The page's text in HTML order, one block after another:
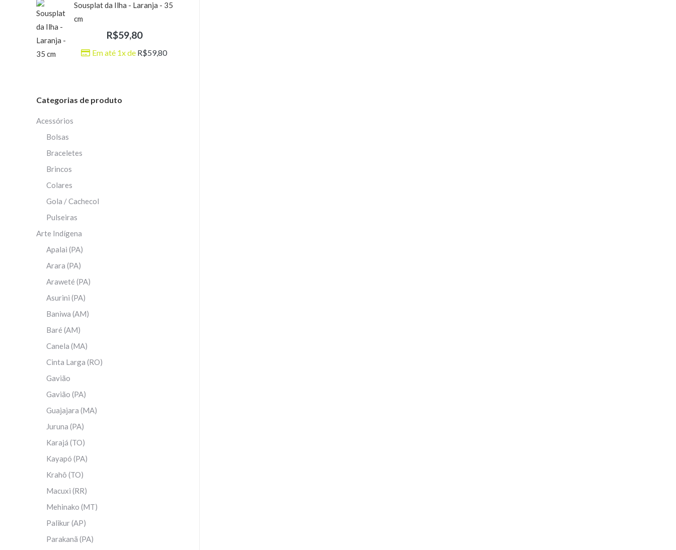
Sousplat da Ilha - Laranja - 35
cm
R$59,80
Em até 1x de R$59,80
Categorias de produto
Acessórios
Bolsas
Braceletes
Brincos
Colares
Gola / Cachecol
Pulseiras
Arte Indígena
Apalai (PA)
Arara (PA)
Araweté (PA)
Asurini (PA)
Baniwa (AM)
Baré (AM)
Canela (MA)
Cinta Larga (RO)
Gavião
Gavião (PA)
Guajajara (MA)
Juruna (PA)
Karajá (TO)
Kayapó (PA)
Krahô (TO)
Macuxi (RR)
Mehinako (MT)
Palikur (AP)
Parakanã (PA)